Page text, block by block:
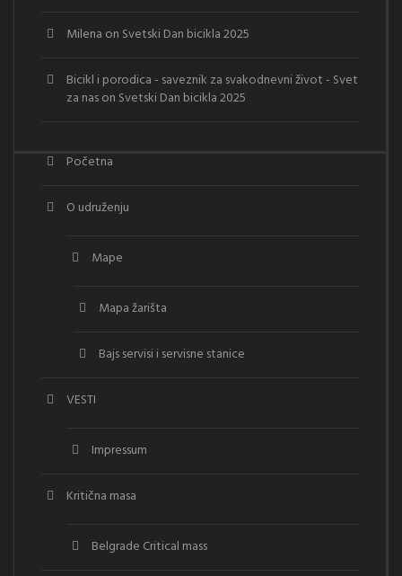
Milena on Svetski Dan bicikla 2025
Bicikl i porodica - saveznik za svakodnevni život - Svet
za nason Svetski Dan bicikla 2025
Početna
O udruženju
Mape
Mapa žarišta
Bajs servisi i servisne stanice
VESTI
Impressum
Kritična masa
Belgrade Critical mass